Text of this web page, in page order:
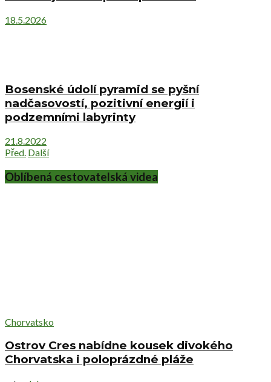
18.5.2026
Bosenské údolí pyramid se pyšní
nadčasovostí, pozitivní energií i
podzemními labyrinty
21.8.2022
Před. Další
Oblíbená cestovatelská videa
Chorvatsko
Ostrov Cres nabídne kousek divokého
Chorvatska i poloprázdné pláže